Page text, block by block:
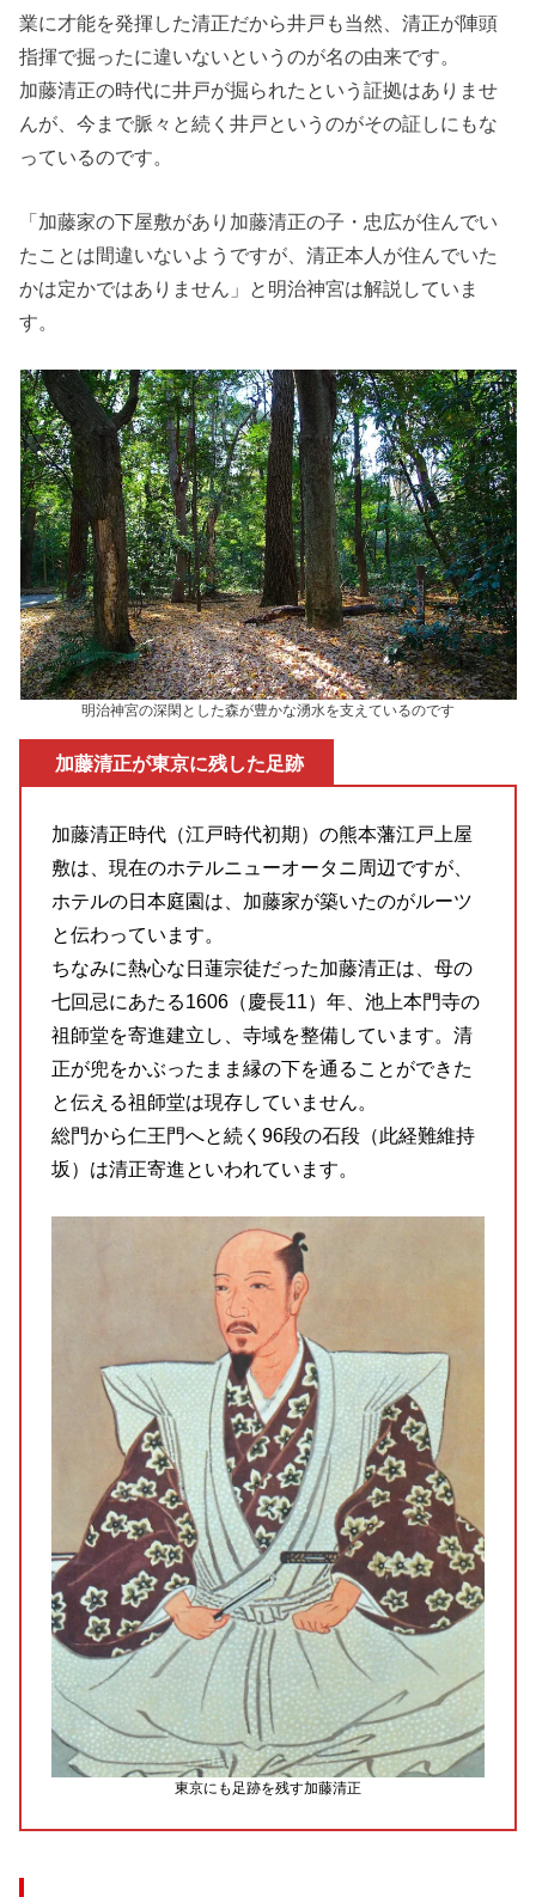
業に才能を発揮した清正だから井戸も当然、清正が陣頭
指揮で掘ったに違いないというのが名の由来です。
加藤清正の時代に井戸が掘られたという証拠はありませ
んが、今まで脈々と続く井戸というのがその証しにもな
っているのです。
「加藤家の下屋敷があり加藤清正の子・忠広が住んでい
たことは間違いないようですが、清正本人が住んでいた
かは定かではありません」と明治神宮は解説していま
す。
明治神宮の深閑とした森が豊かな湧水を支えているのです
加藤清正が東京に残した足跡
加藤清正時代（江戸時代初期）の熊本藩江戸上屋
敷は、現在のホテルニューオータニ周辺ですが、
ホテルの日本庭園は、加藤家が築いたのがルーツ
と伝わっています。
ちなみに熱心な日蓮宗徒だった加藤清正は、母の
七回忌にあたる1606（慶長11）年、池上本門寺の
祖師堂を寄進建立し、寺域を整備しています。清
正が兜をかぶったまま縁の下を通ることができた
と伝える祖師堂は現存していません。
総門から仁王門へと続く96段の石段（此経難維持
坂）は清正寄進といわれています。
東京にも足跡を残す加藤清正